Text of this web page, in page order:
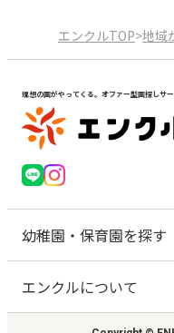
エンクルTOP>地域
理想の園がやってくる。オファー型園探しサ
幼稚園・保育園を探す
エンクルについて